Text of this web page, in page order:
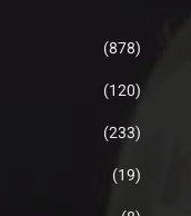
(878)
(120)
(233)
(19)